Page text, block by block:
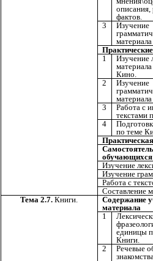
описания,
фактов.
3
Изучение
материала
1
Изучение
Кино.
2
Изучение
материала
3
Работа с
текстами
4
по теме
обучающихся
Изучение
Изучение
Работа с
Составление
Тема 2.7.Книги.
Содержание
материала
1
единицы
Книги.
2
Речевые